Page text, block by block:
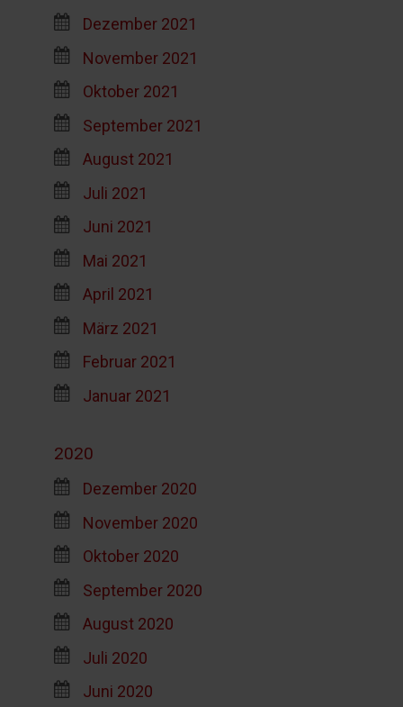
Dezember 2021
November 2021
Oktober 2021
September 2021
August 2021
Juli 2021
Juni 2021
Mai 2021
April 2021
März 2021
Februar 2021
Januar 2021
2020
Dezember 2020
November 2020
Oktober 2020
September 2020
August 2020
Juli 2020
Juni 2020